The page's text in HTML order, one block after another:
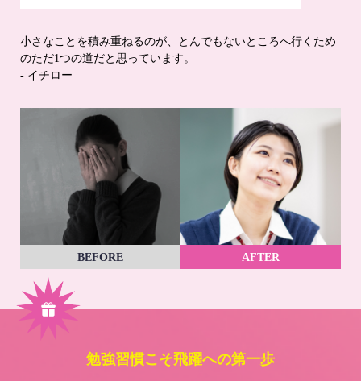
小さなことを積み重ねるのが、とんでもないところへ行くため
のただ1つの道だと思っています。
- イチロー
BEFORE AFTER
勉強習慣こそ飛躍への第一歩